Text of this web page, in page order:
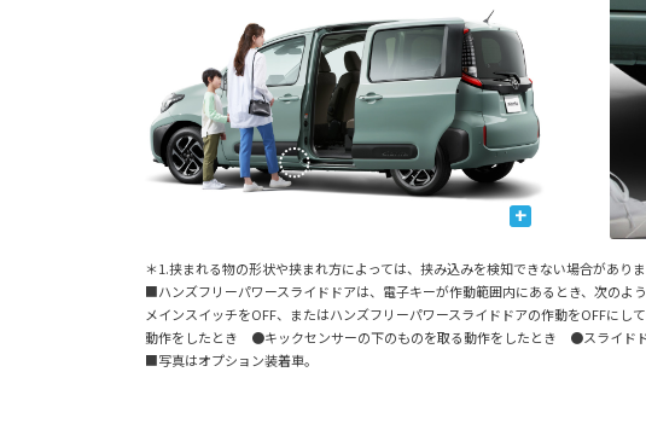
+
＊1.挟まれる物の形状や挟まれ方によっては、挟み込みを検知できない場合があり
■ハンズフリーパワースライドドアは、電子キーが作動範囲内にあるとき、次の
メインスイッチをOFF、またはハンズフリーパワースライドドアの作動をOFF
動作をしたとき ●キックセンサーの下のものを取る動作をしたとき ●スライド
■写真はオプション装着車。